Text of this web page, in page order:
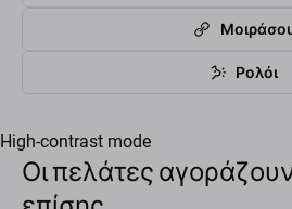
Ρολόι
High-contrast mode
Οι πελάτες